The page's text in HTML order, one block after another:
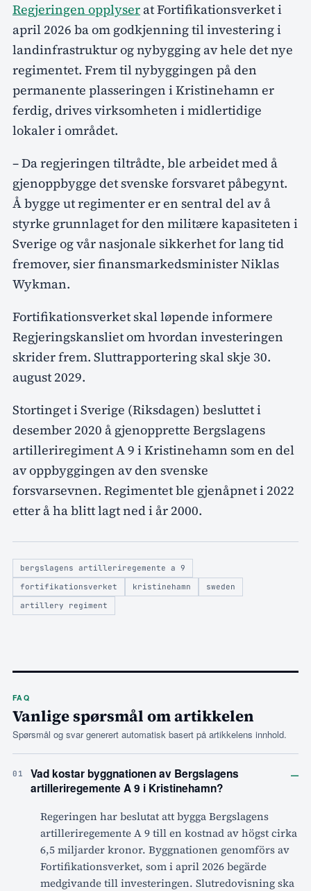
Regjeringen opplyser at Fortifikationsverket i
april 2026 ba om godkjenning til investering i
landinfrastruktur og nybygging av hele det nye
regimentet. Frem til nybyggingen på den
permanente plasseringen i Kristinehamn er
ferdig, drives virksomheten i midlertidige
lokaler i området.
– Da regjeringen tiltrådte, ble arbeidet med å
gjenoppbygge det svenske forsvaret påbegynt.
Å bygge ut regimenter er en sentral del av å
styrke grunnlaget for den militære kapasiteten i
Sverige og vår nasjonale sikkerhet for lang tid
fremover, sier finansmarkedsminister Niklas
Wykman.
Fortifikationsverket skal løpende informere
Regjeringskansliet om hvordan investeringen
skrider frem. Sluttrapportering skal skje 30.
august 2029.
Stortinget i Sverige (Riksdagen) besluttet i
desember 2020 å gjenopprette Bergslagens
artilleriregiment A 9 i Kristinehamn som en del
av oppbyggingen av den svenske
forsvarsevnen. Regimentet ble gjenåpnet i 2022
etter å ha blitt lagt ned i år 2000.
bergslagens artilleriregemente a 9
fortifikationsverket
kristinehamn
sweden
artillery regiment
FAQ
Vanlige spørsmål om artikkelen
Spørsmål og svar generert automatisk basert på artikkelens innhold.
01
Vad kostar byggnationen av Bergslagens
artilleriregemente A 9 i Kristinehamn?
–
Regeringen har beslutat att bygga Bergslagens
artilleriregemente A 9 till en kostnad av högst cirka
6,5 miljarder kronor. Byggnationen genomförs av
Fortifikationsverket, som i april 2026 begärde
medgivande till investeringen. Slutredovisning ska